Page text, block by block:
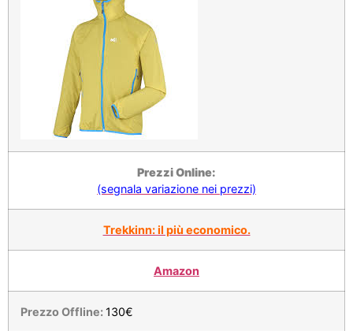
Prezzi Online:
(segnala variazione nei prezzi)
Trekkinn: il più economico.
Amazon
Prezzo Offline:130€